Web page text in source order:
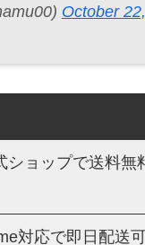
October
ショップで送料無
対応で即日配送